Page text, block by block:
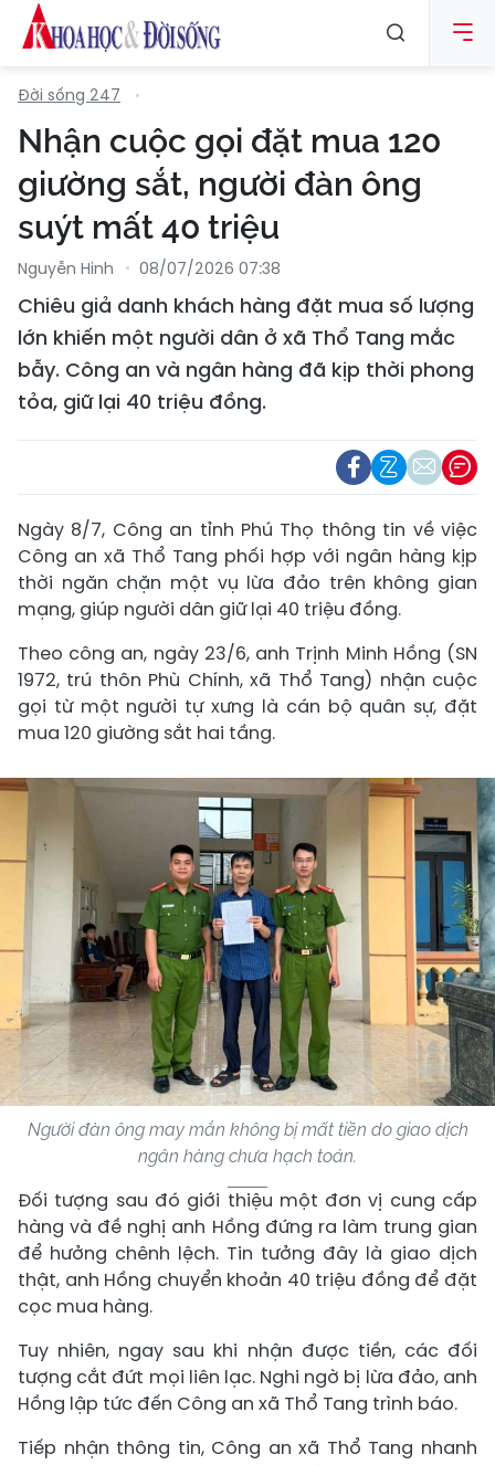
Đời sống 247
Nhận cuộc gọi đặt mua 120
giường sắt, người đàn ông
suýt mất 40 triệu
Nguyễn Hinh 08/07/2026 07:38
Chiêu giả danh khách hàng đặt mua số lượng
lớn khiến một người dân ở xã Thổ Tang mắc
bẫy. Công an và ngân hàng đã kịp thời phong
tỏa, giữ lại 40 triệu đồng.
Ngày 8/7, Công an tỉnh Phú Thọ thông tin về việc
Công an xã Thổ Tang phối hợp với ngân hàng kịp
thời ngăn chặn một vụ lừa đảo trên không gian
mạng, giúp người dân giữ lại 40 triệu đồng.
Theo công an, ngày 23/6, anh Trịnh Minh Hồng (SN
1972, trú thôn Phù Chính, xã Thổ Tang) nhận cuộc
gọi từ một người tự xưng là cán bộ quân sự, đặt
mua 120 giường sắt hai tầng.
Người đàn ông may mắn không bị mất tiền do giao dịch
ngân hàng chưa hạch toán.
Đối tượng sau đó giới thiệu một đơn vị cung cấp
hàng và đề nghị anh Hồng đứng ra làm trung gian
để hưởng chênh lệch. Tin tưởng đây là giao dịch
thật, anh Hồng chuyển khoản 40 triệu đồng để đặt
cọc mua hàng.
Tuy nhiên, ngay sau khi nhận được tiền, các đối
tượng cắt đứt mọi liên lạc. Nghi ngờ bị lừa đảo, anh
Hồng lập tức đến Công an xã Thổ Tang trình báo.
Tiếp nhận thông tin, Công an xã Thổ Tang nhanh